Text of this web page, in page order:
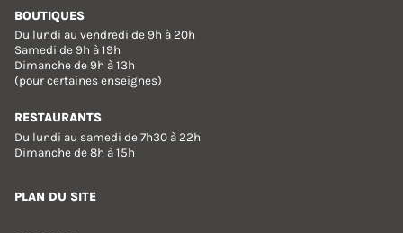
BOUTIQUES
Du lundi au vendredi de 9h à 20h
Samedi de 9h à 19h
Dimanche de 9h à 13h
(pour certaines enseignes)
RESTAURANTS
Du lundi au samedi de 7h30 à 22h
Dimanche de 8h à 15h
PLAN DU SITE